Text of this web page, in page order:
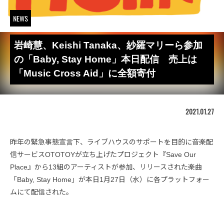
NEWS
岩崎慧、Keishi Tanaka、紗羅マリーら参加
の「Baby, Stay Home」本日配信 売上は
「Music Cross Aid」に全額寄付
2021.01.27
昨年の緊急事態宣言下、ライブハウスのサポートを目的に音楽配
信サービスOTOTOYが立ち上げたプロジェクト『Save Our
Place』から13組のアーティストが参加、リリースされた楽曲
「Baby, Stay Home」が本日1月27日（水）に各プラットフォー
ムにて配信された。